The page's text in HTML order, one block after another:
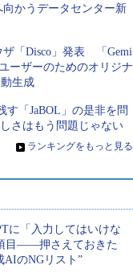
かうデータセンター新
ザ「Disco」発表 「Gemi
ーザーのためのオリジナ
生成
す「JaBOL」の是非を問
さはもう問題じゃない
» ランキングをもっと見る
に「入力してはいけな
目――押さえておきた
AIのNGリスト”